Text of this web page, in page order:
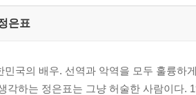
은표
민국의 배우. 선역과 악역을 모두 훌륭하
각하는 정은표는 그냥 허술한 사람이다.